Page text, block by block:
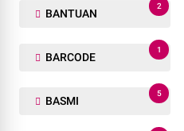
BANTUAN
2
BARCODE
1
BASMI
5